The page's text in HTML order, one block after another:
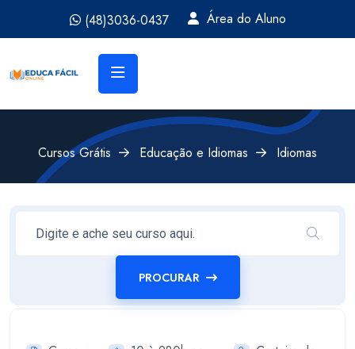
(48)3036-0437 Área do Aluno
Cursos Grátis Educação e Idiomas Idiomas
PROCURAR